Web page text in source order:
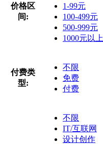
价格区
间:
1-99元
100-499元
500-999元
1000元以上
付费类
型:
不限
免费
付费
不限
IT/互联网
设计创作